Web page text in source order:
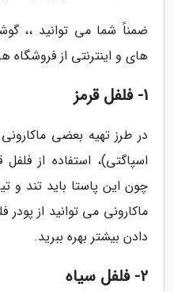
ضمناً شما می توانید ،،
های و اینترنتی از فروشگاه
1- فلفل قرمز
در طرز تهیه بعضی
اسپاگتی)، استفاده از
چون این پاستا باید تند و
ماکارونی می توانید از پودر
دادن بیشتر بهره ببرید.
2- فلفل سیاه